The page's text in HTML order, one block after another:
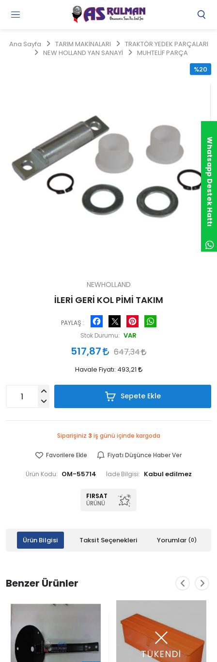
Ana Sayfa TARIM MAKİNALARI
TRAKTÖR YEDEK PARÇALARI
NEW HOLLAND YAN SANAYİ
MUHTELİF PARÇA
%20
NEWHOLLAND
İLERİ GERİ KOL PİMİ TAKIM
PAYLAŞ :
Facebook Pinterest
Stok Durumu: VAR
517,87 647,34
Havale Fiyatı: 493,21
Sepete Ekle
Siparişiniz 3 iş günü içinde kargoda
Favorilere Ekle Fiyatı Düşünce Haber Ver
Ürün Kodu: OM-55714 İade Bilgisi:
FIRSAT
ÜRÜNÜ
Ürün Bilgisi Taksit Seçenekleri Yorumlar (0)
Benzer Ürünler
TÜKENDİ
Whatsapp Destek Hattı